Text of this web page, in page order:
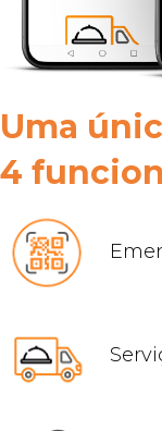
Uma
4